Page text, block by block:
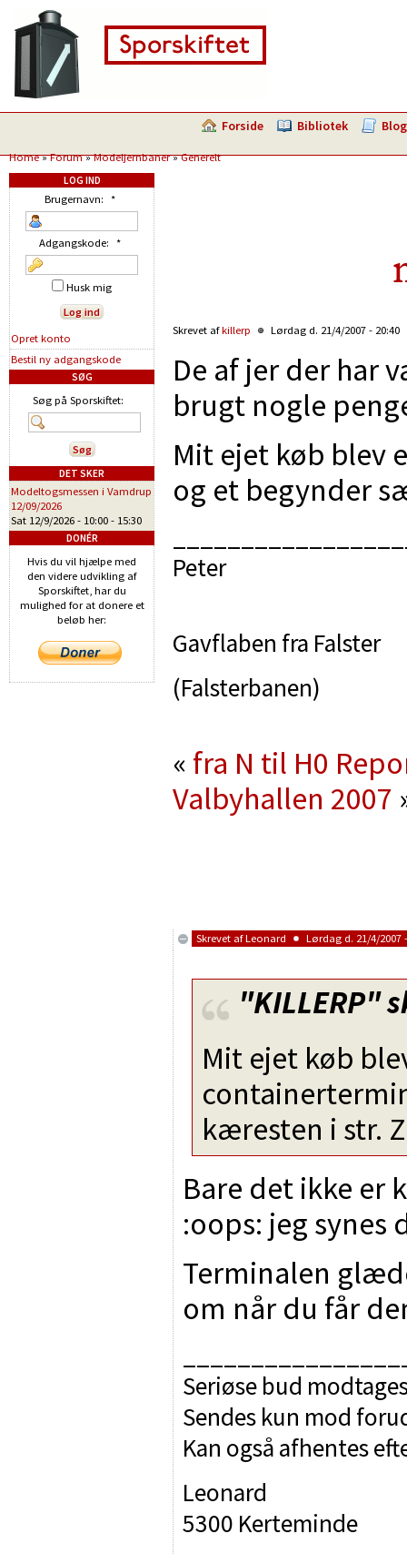
Forside Bibliotek Blog
Home»Forum»Modeljernbaner»Generelt
Skrevet afkillerp Lørdag d. 21/4/2007 - 20:40
De af jer der har
brugt nogle
Mit ejet køb blev
og et begynder
Peter
Gavflaben fra Falster
(Falsterbanen)
« fra N til H0
Valbyhallen 2007
Skrevet afLeonard Lørdag d. 21/4/2007
"KILLERP"
Mit ejet køb
kæresten i str.
Bare det ikke er
:oops: jeg
Terminalen
om når du får
Seriøse bud
Sendes kun mod
Kan også afhentes
Leonard
5300 Kerteminde
LOG IND
Brugernavn: *
Adgangskode: *
Husk mig
Opret konto
Bestil ny adgangskode
SØG
Søg på Sporskiftet:
DET SKER
Modeltogsmessen i Vamdrup
12/09/2026
Sat 12/9/2026 - 10:00 - 15:30
DONÉR
Hvis du vil hjælpe med
den videre udvikling af
Sporskiftet, har du
mulighed for at donere et
beløb her: